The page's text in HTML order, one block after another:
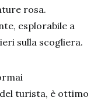
rosa.
esplorabile a
sulla scogliera.
turista, è ottimo